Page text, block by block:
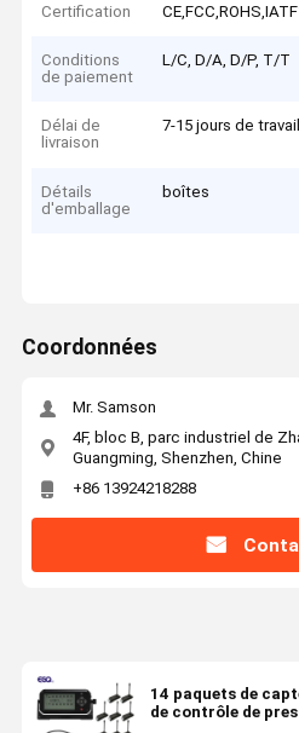
Certification
Conditions
de paiement
L/C, D/A, D/P, T/T
Délai de
livraison
7-15 jours de travail
Détails
d'emballage
boîtes
Coordonnées
Mr. Samson
4F, bloc B, parc industriel de
Guangming, Shenzhen, Chine
+86 13924218288
14 paquets de
de contrôle de